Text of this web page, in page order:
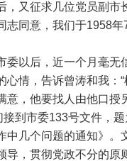
，又征求几位党员副市
志同意，我们于1958
委以后，近一个月毫无
心情，告诉曾涛和我：
意，他要找人由他口授
到市委133号文件，题
中几个问题的通知》。
导，贯彻党政不分的原